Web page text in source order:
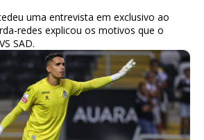
uma entrevista em exclusivo ao
redes explicou os motivos que o
SAD.